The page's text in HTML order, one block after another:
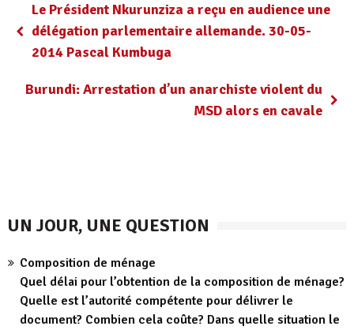
Le Président Nkurunziza a reçu en audience une
délégation parlementaire allemande. 30-05-
2014 Pascal Kumbuga
Burundi: Arrestation d’un anarchiste violent du
MSD alors en cavale
UN JOUR, UNE QUESTION
Composition de ménage
Quel délai pour l’obtention de la composition de ménage?
Quelle est l’autorité compétente pour délivrer le
document? Combien cela coûte? Dans quelle situation le